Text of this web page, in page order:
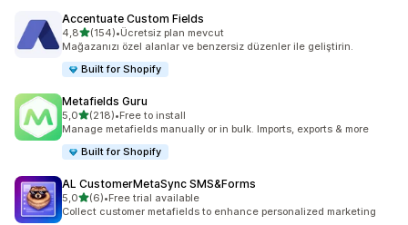
Accentuate Custom Fields
4,85 yıldız üzerinden
(154)
toplam 154 değerlendirme
•Ücretsiz plan mevcut
Mağazanızı özel alanlar ve benzersiz düzenler ile geliştirin.
Built for Shopify
Metafields Guru
5,05 yıldız üzerinden
(218)
toplam 218 değerlendirme
•Free to install
Manage metafields manually or in bulk. Imports, exports & more
Built for Shopify
AL CustomerMetaSync SMS&Forms
5,05 yıldız üzerinden
(6)
toplam 6 değerlendirme
•Free trial available
Collect customer metafields to enhance personalized marketing